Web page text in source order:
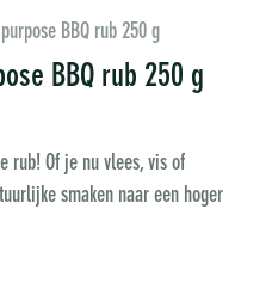
BBQ rub 250 g
BBQ rub 250 g
rub! Of je nu vlees, vis of
smaken naar een hoger